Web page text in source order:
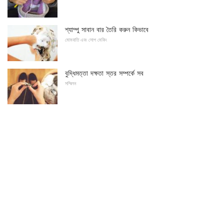
শ্যাম্পু সাবান বার তৈরি করুন কিভাবে
মোমবাতি এবং সোপ মেকিং
বুদ্ধিমত্তা দক্ষতা স্তর সম্পর্কে সব
সম্মিলন